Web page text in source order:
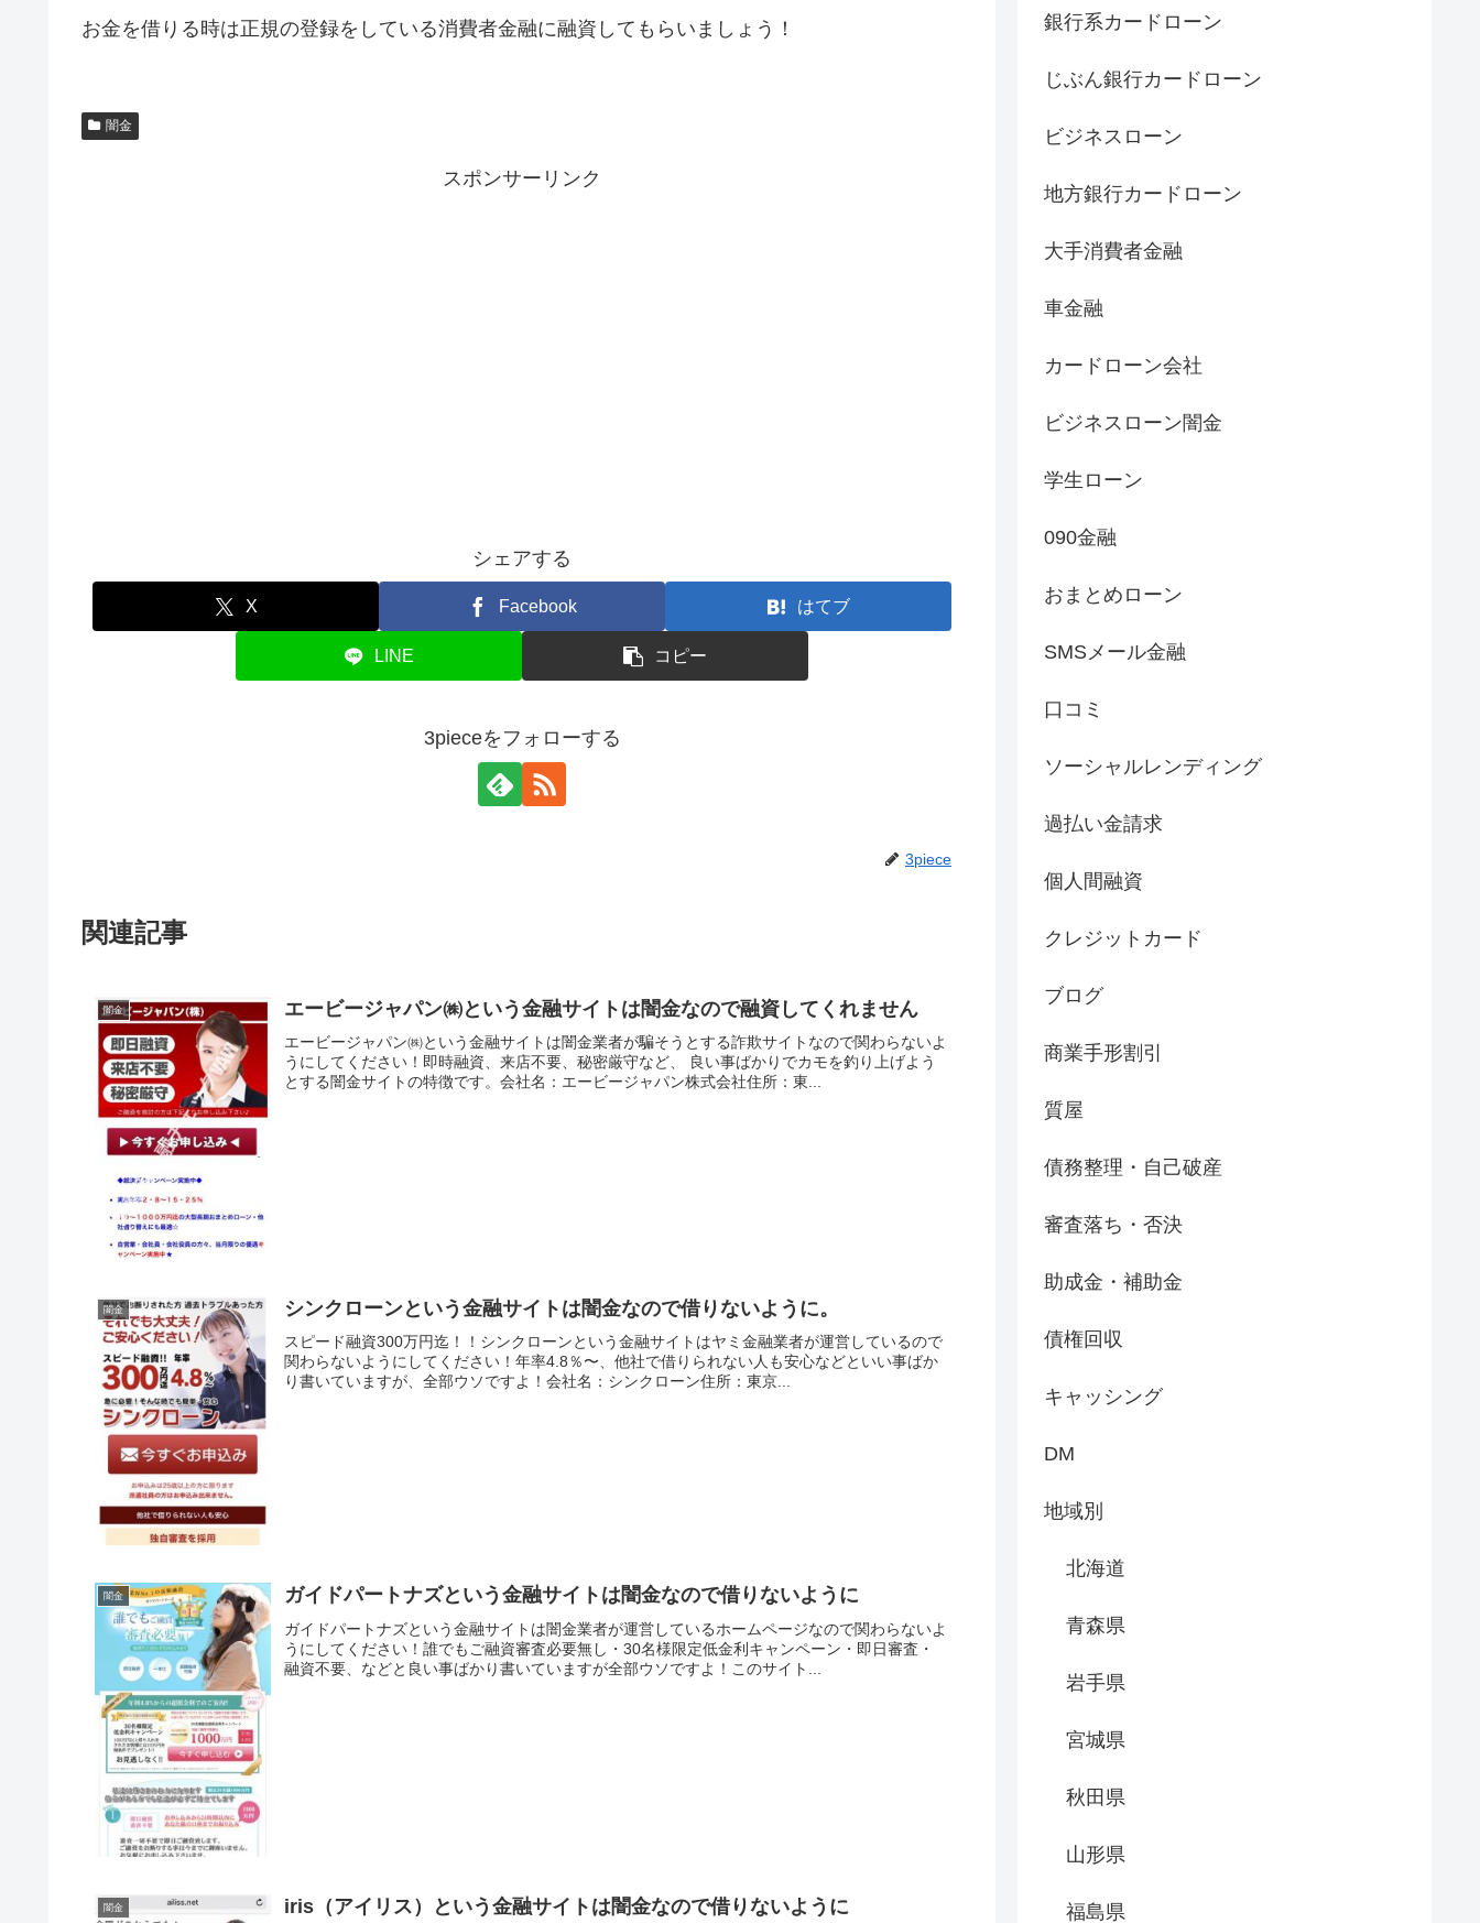
お金を借りる時は正規の登録をしている消費者金融に融資してもらいましょう！
闇金
スポンサーリンク
シェアする
X Facebook はてブ
LINE コピー
3pieceをフォローする
3piece
関連記事
闇金 エービージャパン㈱という金融サイトは闇金なので融資してくれません
エービージャパン㈱という金融サイトは闇金業者が騙そうとする詐欺サイトなので関わらないよ
うにしてください！即時融資、来店不要、秘密厳守など、 良い事ばかりでカモを釣り上げよう
とする闇金サイトの特徴です。会社名：エービージャパン株式会社住所：東...
闇金 シンクローンという金融サイトは闇金なので借りないように。
スピード融資300万円迄！！シンクローンという金融サイトはヤミ金融業者が運営しているので
関わらないようにしてください！年率4.8％〜、他社で借りられない人も安心などといい事ばか
り書いていますが、全部ウソですよ！会社名：シンクローン住所：東京...
闇金 ガイドパートナズという金融サイトは闇金なので借りないように
ガイドパートナズという金融サイトは闇金業者が運営しているホームページなので関わらないよ
うにしてください！誰でもご融資審査必要無し・30名様限定低金利キャンペーン・即日審査・
融資不要、などと良い事ばかり書いていますが全部ウソですよ！このサイト...
闇金 iris（アイリス）という金融サイトは闇金なので借りないように
銀行系カードローン
じぶん銀行カードローン
ビジネスローン
地方銀行カードローン
大手消費者金融
車金融
カードローン会社
ビジネスローン闇金
学生ローン
090金融
おまとめローン
SMSメール金融
口コミ
ソーシャルレンディング
過払い金請求
個人間融資
クレジットカード
ブログ
商業手形割引
質屋
債務整理・自己破産
審査落ち・否決
助成金・補助金
債権回収
キャッシング
DM
地域別
北海道
青森県
岩手県
宮城県
秋田県
山形県
福島県